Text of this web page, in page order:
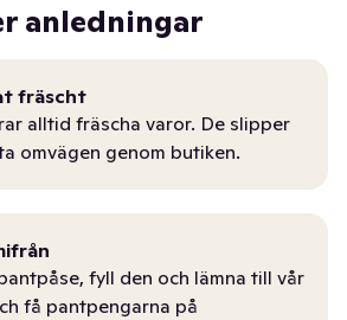
anledningar
fräscht
alltid fräscha varor. De slipper
omvägen genom butiken.
fyll den och lämna till vår
få pantpengarna på